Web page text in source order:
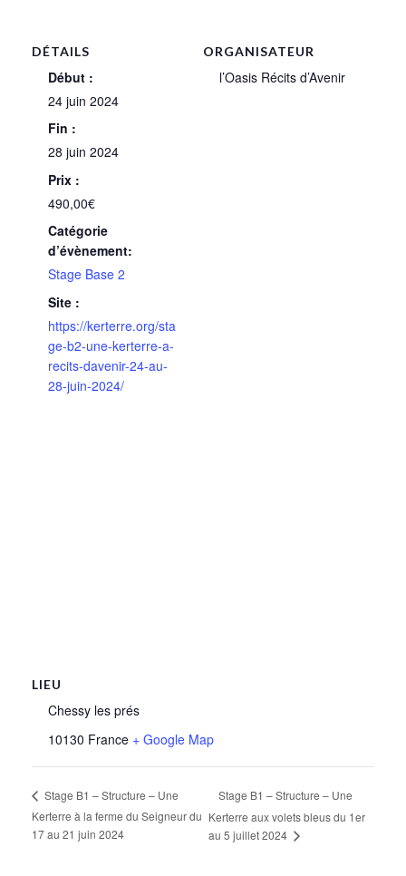
DÉTAILS
Début :
24 juin 2024
Fin :
28 juin 2024
Prix :
490,00€
Catégorie
d’évènement:
Stage Base 2
Site :
https://kerterre.org/sta
ge-b2-une-kerterre-a-
recits-davenir-24-au-
28-juin-2024/
ORGANISATEUR
l’Oasis Récits d’Avenir
LIEU
Chessy les prés
10130 France + Google Map
Stage B1 – Structure – Une
Kerterre à la ferme du Seigneur du
17 au 21 juin 2024
Stage B1 – Structure – Une
Kerterre aux volets bleus du 1er
au 5 juillet 2024